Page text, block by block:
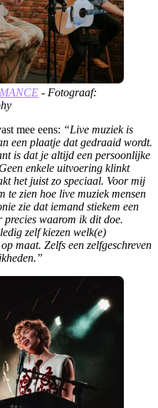
- Fotograaf:
mee eens: “Live muziek is
een plaatje dat gedraaid wordt.
is dat je altijd een persoonlijke
enkele uitvoering klinkt
het juist zo speciaal. Voor mij
te zien hoe live muziek mensen
zie dat iemand stiekem een
waarom ik dit doe.
zelf kiezen welk(e)
maat. Zelfs een zelfgeschreven